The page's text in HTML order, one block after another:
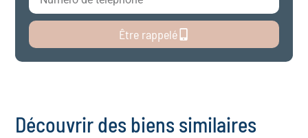
Être rappelé
Découvrir des biens similaires